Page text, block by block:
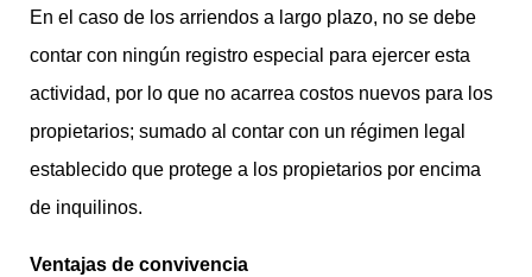
En el caso de los arriendos a largo plazo, no se debe
contar con ningún registro especial para ejercer esta
actividad, por lo que no acarrea costos nuevos para los
propietarios; sumado al contar con un régimen legal
establecido que protege a los propietarios por encima
de inquilinos.
Ventajas de convivencia